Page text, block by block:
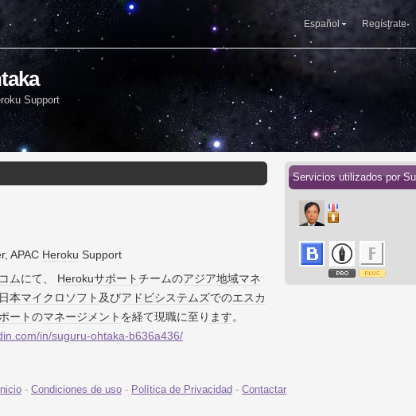
Español Regístrate
Support
APAC Heroku Support
ムにて、 Herokuサポートチームのアジア地域マネ
日本マイクロソフト 及びアドビシステムズでのエスカ
ートのマネージメント を経て現職に至り ます。
in/suguru-ohtaka-b636a436/
Servicios utilizados por
Inicio - Condiciones de uso - Política de Privacidad - Contactar